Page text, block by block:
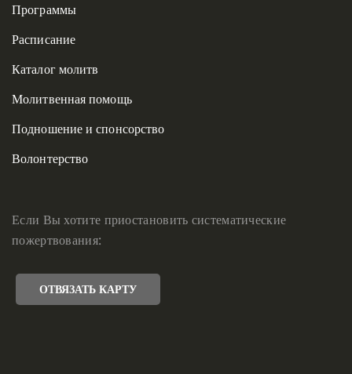
Программы
Расписание
Каталог молитв
Молитвенная помощь
Подношение и спонсорство
Волонтерство
Если Вы хотите приостановить систематические
пожертвования:
ОТВЯЗАТЬ КАРТУ